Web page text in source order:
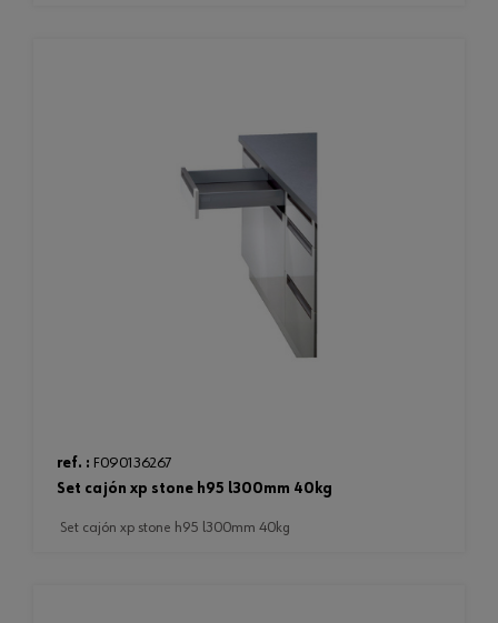
ref. : F090136267
set cajón xp stone h95 l300mm 40kg
set cajón xp stone h95 l300mm 40kg